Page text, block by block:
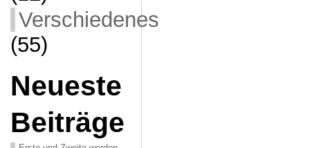
Verschiedenes
(55)
Neueste
Beiträge